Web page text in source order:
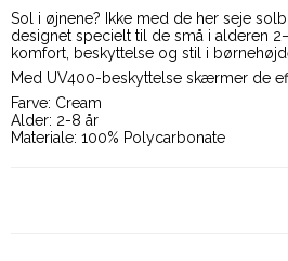
Sol i øjnene? Ikke med de her seje
designet specielt til de små i alderen
komfort, beskyttelse og stil i
Med UV400-beskyttelse skærmer de
Farve: Cream
Alder: 2-8 år
Materiale: 100% Polycarbonate